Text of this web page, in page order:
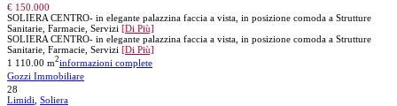
€ 150.000
SOLIERA CENTRO- in elegante palazzina faccia a vista, in posizione comoda a Strutture
Sanitarie, Farmacie, Servizi [Di Più]
SOLIERA CENTRO- in elegante palazzina faccia a vista, in posizione comoda a Strutture
Sanitarie, Farmacie, Servizi [Di Più]
1 110.00 m2informazioni complete
Gozzi Immobiliare
28
Limidi Soliera